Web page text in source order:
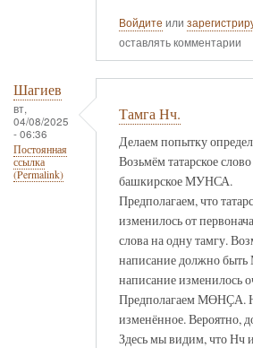
Войдите или
оставлять комментарии
Шагиев
вт,
04/08/2025
- 06:36
Постоянная
ссылка
(Permalink)
Тамга Нч.
Делаем попытку
Возьмём татарское
башкирское МУНСА.
Предполагаем, что
изменилось от
слова на одну тамгу.
написание должно
написание изменилось
Предполагаем МӨНҪА.
изменённое.
Здесь мы видим, что Нч